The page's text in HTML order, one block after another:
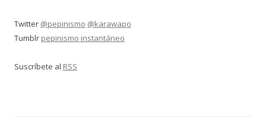
Twitter @pepinismo @karawapo
Tumblr pepinismo instantáneo
Suscríbete al RSS